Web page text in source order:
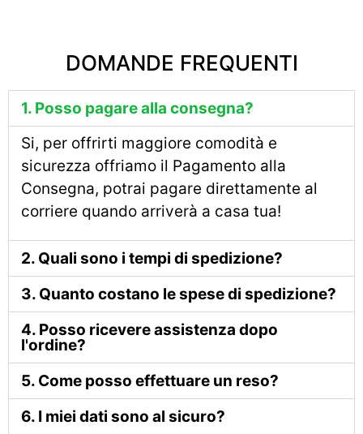
DOMANDE FREQUENTI
1. Posso pagare alla consegna?
Si, per offrirti maggiore comodità e
sicurezza offriamo il Pagamento alla
Consegna, potrai pagare direttamente al
corriere quando arriverà a casa tua!
2. Quali sono i tempi di spedizione?
3. Quanto costano le spese di spedizione?
4. Posso ricevere assistenza dopo
l'ordine?
5. Come posso effettuare un reso?
6. I miei dati sono al sicuro?